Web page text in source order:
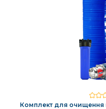
Комплект для очищення